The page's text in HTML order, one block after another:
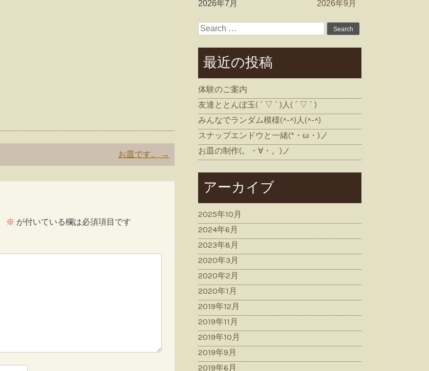
お皿です。 →
※ が付いている欄は必須項目です
2026年7月 2026年9月
Search
最近の投稿
体験のご案内
友達ととんぼ玉( ´ ▽ ` )人( ´ ▽ ` )
みんなでランダム模様(^-^)人(^-^)
スナップエンドウと一緒(*・ω・)ノ
お皿の制作(。・∀・。)ノ
アーカイブ
2025年10月
2024年6月
2023年8月
2020年3月
2020年2月
2020年1月
2019年12月
2019年11月
2019年10月
2019年9月
2019年6月